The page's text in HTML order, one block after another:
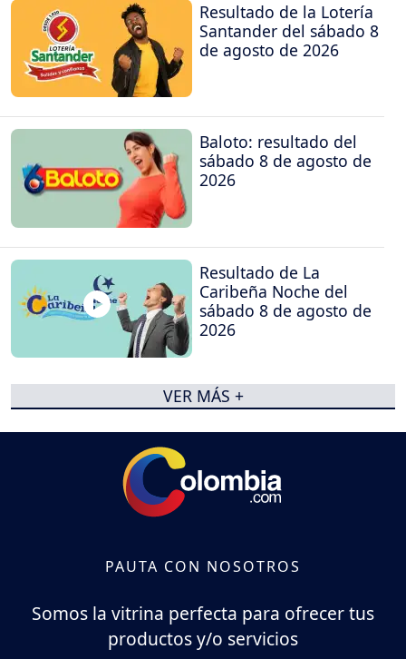
Resultado de la Lotería
Santander del sábado 8
de agosto de 2026
Baloto: resultado del
sábado 8 de agosto de
2026
Resultado de La
Caribeña Noche del
sábado 8 de agosto de
2026
VER MÁS +
PAUTA CON NOSOTROS
Somos la vitrina perfecta para ofrecer tus
productos y/o servicios